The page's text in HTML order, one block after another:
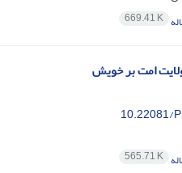
669.41 K
امت بر خویش
10.22081/
565.71 K